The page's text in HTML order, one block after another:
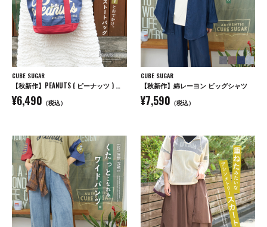
CUBE SUGAR
【秋新作】PEANUTS ( ピーナッツ ) キャンバス トートバッグ
¥6,490 （税込）
CUBE SUGAR
【秋新作】綿レーヨン ビッグシャツ
¥7,590 （税込）